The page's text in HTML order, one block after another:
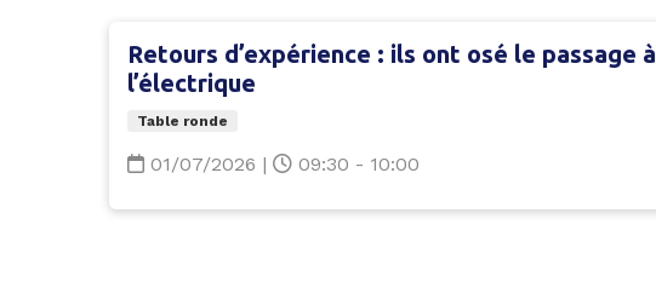
Retours d’expérience : ils ont osé le passage à
l’électrique
Table ronde
01/07/2026 | 09:30 - 10:00